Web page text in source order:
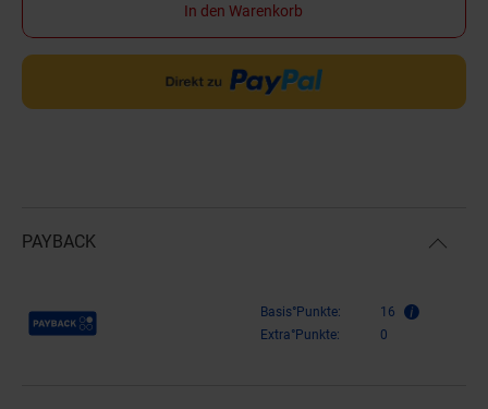
In den Warenkorb
PAYBACK
Payback Punkte Basis°Punkte:
16
Extra°Punkte:
0